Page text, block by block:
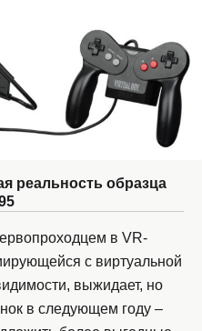
реальность образца
в VR-
с виртуальной
выжидает, но
в следующем году –